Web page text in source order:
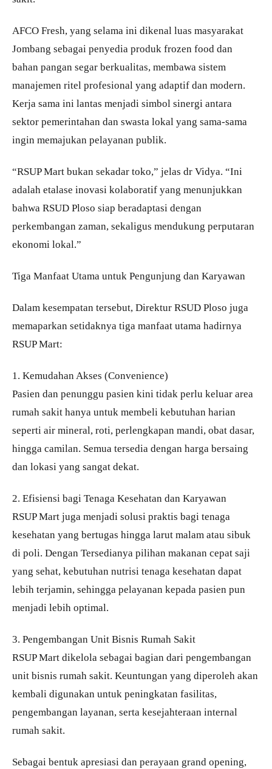
AFCO Fresh, yang selama ini dikenal luas masyarakat
Jombang sebagai penyedia produk frozen food dan
bahan pangan segar berkualitas, membawa sistem
manajemen ritel profesional yang adaptif dan modern.
Kerja sama ini lantas menjadi simbol sinergi antara
sektor pemerintahan dan swasta lokal yang sama-sama
ingin memajukan pelayanan publik.
“RSUP Mart bukan sekadar toko,” jelas dr Vidya. “Ini
adalah etalase inovasi kolaboratif yang menunjukkan
bahwa RSUD Ploso siap beradaptasi dengan
perkembangan zaman, sekaligus mendukung perputaran
ekonomi lokal.”
Tiga Manfaat Utama untuk Pengunjung dan Karyawan
Dalam kesempatan tersebut, Direktur RSUD Ploso juga
memaparkan setidaknya tiga manfaat utama hadirnya
RSUP Mart:
1. Kemudahan Akses (Convenience)
Pasien dan penunggu pasien kini tidak perlu keluar area
rumah sakit hanya untuk membeli kebutuhan harian
seperti air mineral, roti, perlengkapan mandi, obat dasar,
hingga camilan. Semua tersedia dengan harga bersaing
dan lokasi yang sangat dekat.
2. Efisiensi bagi Tenaga Kesehatan dan Karyawan
RSUP Mart juga menjadi solusi praktis bagi tenaga
kesehatan yang bertugas hingga larut malam atau sibuk
di poli. Dengan Tersedianya pilihan makanan cepat saji
yang sehat, kebutuhan nutrisi tenaga kesehatan dapat
lebih terjamin, sehingga pelayanan kepada pasien pun
menjadi lebih optimal.
3. Pengembangan Unit Bisnis Rumah Sakit
RSUP Mart dikelola sebagai bagian dari pengembangan
unit bisnis rumah sakit. Keuntungan yang diperoleh akan
kembali digunakan untuk peningkatan fasilitas,
pengembangan layanan, serta kesejahteraan internal
rumah sakit.
Sebagai bentuk apresiasi dan perayaan grand opening,